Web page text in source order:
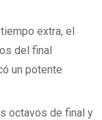
extra, el
del final
un potente
octavos de final y